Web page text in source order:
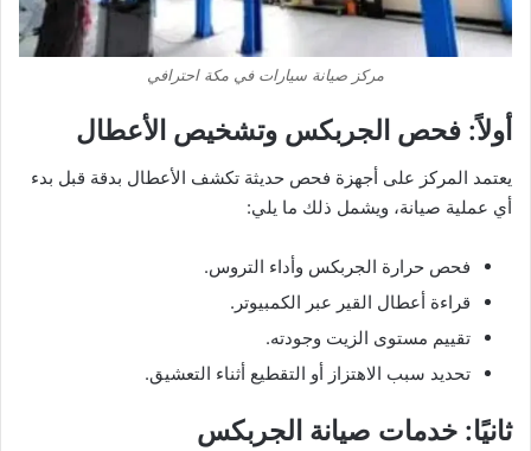
مركز صيانة سيارات في مكة احترافي
أولاً: فحص الجربكس وتشخيص الأعطال
يعتمد المركز على أجهزة فحص حديثة تكشف الأعطال بدقة قبل بدء
أي عملية صيانة، ويشمل ذلك ما يلي:
فحص حرارة الجربكس وأداء التروس.
قراءة أعطال القير عبر الكمبيوتر.
تقييم مستوى الزيت وجودته.
تحديد سبب الاهتزاز أو التقطيع أثناء التعشيق.
ثانيًا: خدمات صيانة الجربكس